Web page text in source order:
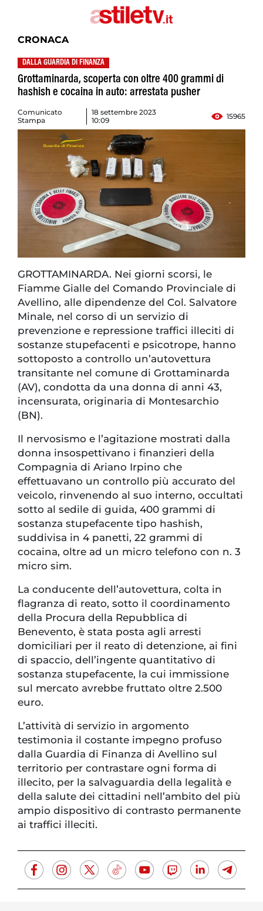
CRONACA
DALLA GUARDIA DI FINANZA
Grottaminarda, scoperta con oltre 400 grammi di
hashish e cocaina in auto: arrestata pusher
Comunicato
Stampa
18 settembre 2023
10:09
15965
GROTTAMINARDA. Nei giorni scorsi, le
Fiamme Gialle del Comando Provinciale di
Avellino, alle dipendenze del Col. Salvatore
Minale, nel corso di un servizio di
prevenzione e repressione traffici illeciti di
sostanze stupefacenti e psicotrope, hanno
sottoposto a controllo un’autovettura
transitante nel comune di Grottaminarda
(AV), condotta da una donna di anni 43,
incensurata, originaria di Montesarchio
(BN).
Il nervosismo e l’agitazione mostrati dalla
donna insospettivano i finanzieri della
Compagnia di Ariano Irpino che
effettuavano un controllo più accurato del
veicolo, rinvenendo al suo interno, occultati
sotto al sedile di guida, 400 grammi di
sostanza stupefacente tipo hashish,
suddivisa in 4 panetti, 22 grammi di
cocaina, oltre ad un micro telefono con n. 3
micro sim.
La conducente dell’autovettura, colta in
flagranza di reato, sotto il coordinamento
della Procura della Repubblica di
Benevento, è stata posta agli arresti
domiciliari per il reato di detenzione, ai fini
di spaccio, dell’ingente quantitativo di
sostanza stupefacente, la cui immissione
sul mercato avrebbe fruttato oltre 2.500
euro.
L’attività di servizio in argomento
testimonia il costante impegno profuso
dalla Guardia di Finanza di Avellino sul
territorio per contrastare ogni forma di
illecito, per la salvaguardia della legalità e
della salute dei cittadini nell’ambito del più
ampio dispositivo di contrasto permanente
ai traffici illeciti.